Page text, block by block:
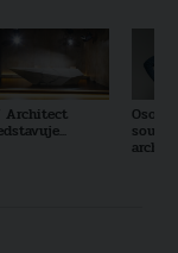
Architect